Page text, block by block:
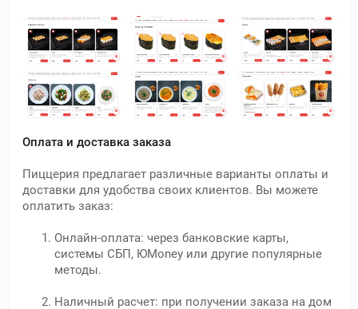
Оплата и доставка заказа
Пиццерия предлагает различные варианты оплаты и
доставки для удобства своих клиентов. Вы можете
оплатить заказ:
Онлайн-оплата: через банковские карты,
системы СБП, ЮMoney или другие популярные
методы.
Наличный расчет: при получении заказа на дом